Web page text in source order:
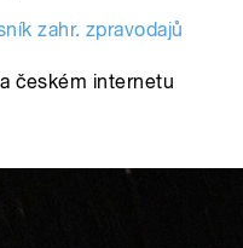
zahr. zpravodajů
českém internetu